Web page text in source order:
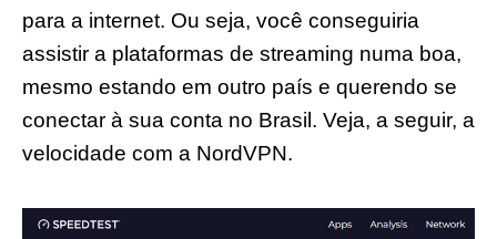
para a internet. Ou seja, você conseguiria
assistir a plataformas de streaming numa boa,
mesmo estando em outro país e querendo se
conectar à sua conta no Brasil. Veja, a seguir, a
velocidade com a NordVPN.